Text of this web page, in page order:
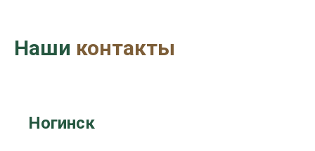
Наши контакты
Ногинск